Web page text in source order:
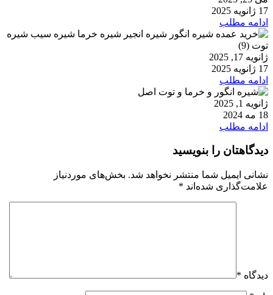
17 ژانویه 2025
ادامه مطلب
ژانویه 17, 2025
17 ژانویه 2025
ادامه مطلب
ژانویه 1, 2025
18 مه 2024
ادامه مطلب
دیدگاهتان را بنویسید
نشانی ایمیل شما منتشر نخواهد شد. بخش‌های موردنیاز
علامت‌گذاری شده‌اند *
دیدگاه *